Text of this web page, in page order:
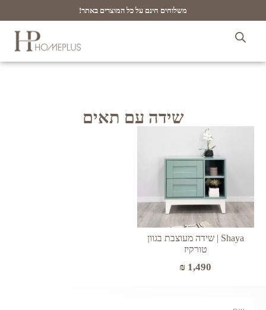
משלוחים חינם על כל המוצרים באתר!
שידה עם תאים
Shaya | שידה מעוצבת בגוון
טורקיז
₪ 1,490